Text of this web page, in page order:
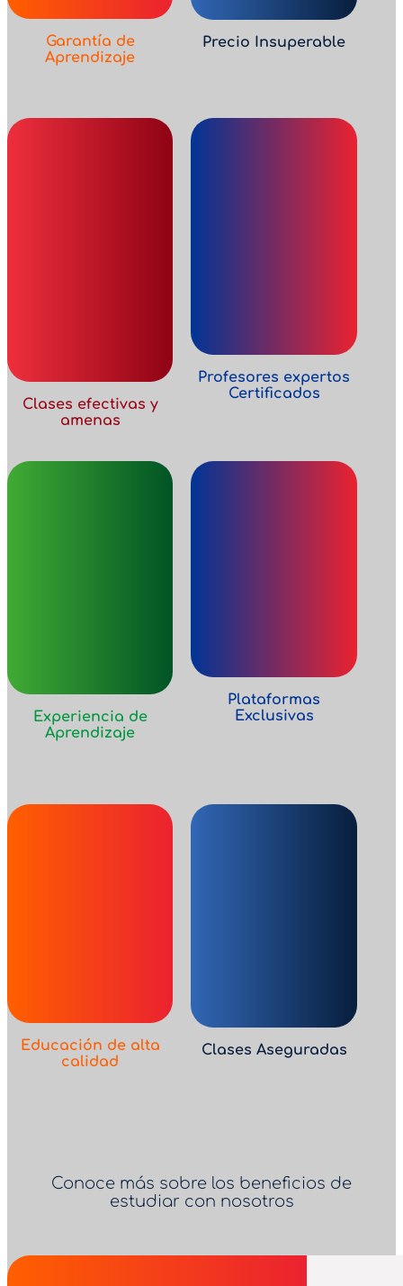
Garantía de
Aprendizaje
Precio Insuperable
Clases efectivas y
amenas
Profesores expertos
Certificados
Experiencia de
Aprendizaje
Plataformas
Exclusivas
Educación de alta
calidad
Clases Aseguradas
Conoce más sobre los beneficios de
estudiar con nosotros